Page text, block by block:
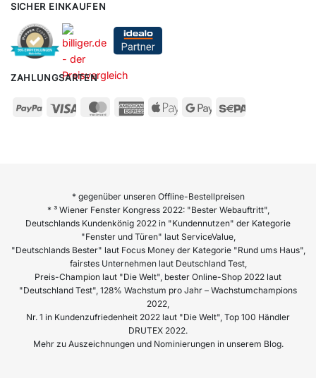
SICHER EINKAUFEN
ZAHLUNGSARTEN
* gegenüber unseren Offline-Bestellpreisen
* ³ Wiener Fenster Kongress 2022: "Bester Webauftritt",
Deutschlands Kundenkönig 2022 in "Kundennutzen" der Kategorie
"Fenster und Türen" laut ServiceValue,
"Deutschlands Bester" laut Focus Money der Kategorie "Rund ums Haus",
fairstes Unternehmen laut Deutschland Test,
Preis-Champion laut "Die Welt", bester Online-Shop 2022 laut
"Deutschland Test", 128% Wachstum pro Jahr – Wachstumchampions
2022,
Nr. 1 in Kundenzufriedenheit 2022 laut "Die Welt", Top 100 Händler
DRUTEX 2022.
Mehr zu Auszeichnungen und Nominierungen in unserem Blog.